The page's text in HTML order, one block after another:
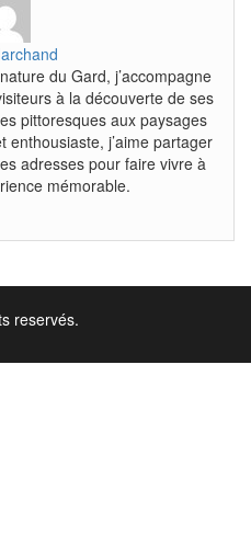
du Gard, j’accompagne
à la découverte de ses
pittoresques aux paysages
enthousiaste, j’aime partager
adresses pour faire vivre à
mémorable.
reservés.